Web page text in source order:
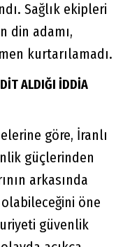
Sağlık ekipleri
din adamı,
kurtarılamadı.
ALDIĞI İDDİA
göre, İranlı
güçlerinden
arkasında
öne
güvenlik